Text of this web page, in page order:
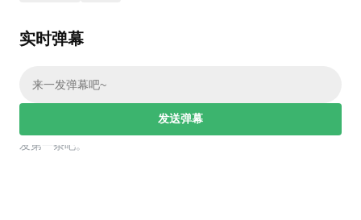
实时弹幕
发送弹幕
，发第一条吧。